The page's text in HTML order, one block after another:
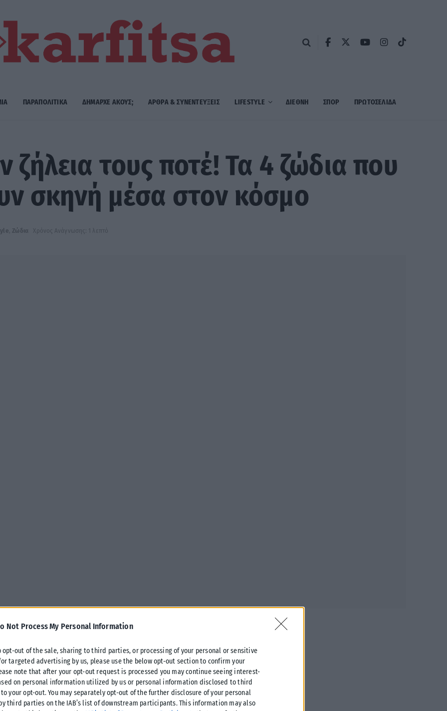
Not Process My Personal Information
opt-out of the sale, sharing to third parties, or processing of your personal or sensitive
targeted advertising by us, please use the below opt-out section to confirm your
note that after your opt-out request is processed you may continue seeing interest-
on personal information utilized by us or personal information disclosed to third
your opt-out. You may separately opt-out of the further disclosure of your personal
third parties on the IAB’s list of downstream participants. This information may also
ΠΑΡΑΠΟΛΙΤΙΚΑ ΔΗΜΑΡΧE ΑΚΟΥΣ; ΑΡΘΡΑ & ΣΥΝΕΝΤΕΥΞΕΙΣ LIFESTYLE ΔΙΕΘΝΗ ΣΠΟΡ ΠΡΩΤΟΣΈΛΙΔΑ
ζήλεια τους ποτέ! Τα 4 ζώδια που
σκηνή μέσα στον κόσμο
Ζώδια Χρόνος Ανάγνωσης: 1 λεπτό
συμπεριφορά μας και να αλλάξει τη δυναμική ανάμεσα σε
το συναίσθημα: άλλα ζώδια το δείχνουν ανοιχτά, με
τους, το «μαζεύουν» και το βιώνουν σιωπηλά, συχνά